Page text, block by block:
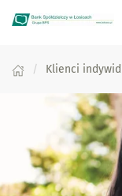
Klienci